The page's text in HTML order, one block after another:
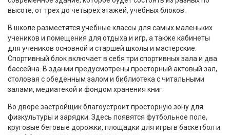
высоте, от трех до четырех этажей, учебных блоков.
В школе разместятся учебные классы для самых маленьких
учеников и помещения для отдыха и игр, а также кабинеты
для учеников основной и старшей школы и мастерские.
Спортивный блок включает в себя три спортивных зала и два
бассейна. В здании предусмотрены просторный актовый зал,
столовая с обеденным залом и библиотека с читальными
залами, медиатекой и фондом хранения книг.
Во дворе застройщик благоустроит просторную зону для
физкультуры и зарядки. Здесь появятся футбольное поле,
круговые беговые дорожки, площадки для игры в баскетбол и